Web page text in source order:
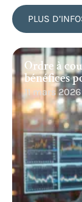
PLUS
Ordre à
bénéfices
11 mars 2026